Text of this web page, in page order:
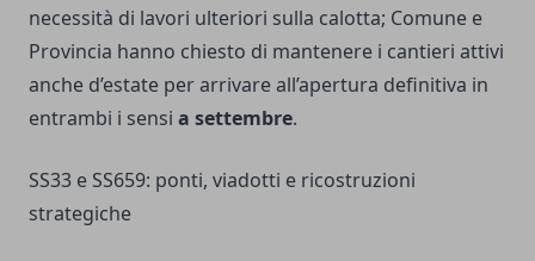
necessità di lavori ulteriori sulla calotta; Comune e
Provincia hanno chiesto di mantenere i cantieri attivi
anche d’estate per arrivare all’apertura definitiva in
entrambi i sensi a settembre.
SS33 e SS659: ponti, viadotti e ricostruzioni
strategiche